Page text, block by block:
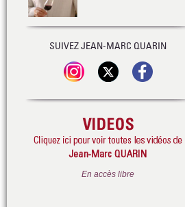
SUIVEZ JEAN-MARC QUARIN
En accès libre